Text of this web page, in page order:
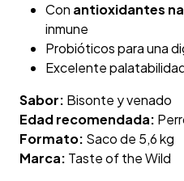
Con antioxidantes
inmune
Probióticos para una
Excelente
Sabor: Bisonte y venado
Edad recomendada:
Formato: Saco de 5,6 kg
Marca: Taste of the Wild